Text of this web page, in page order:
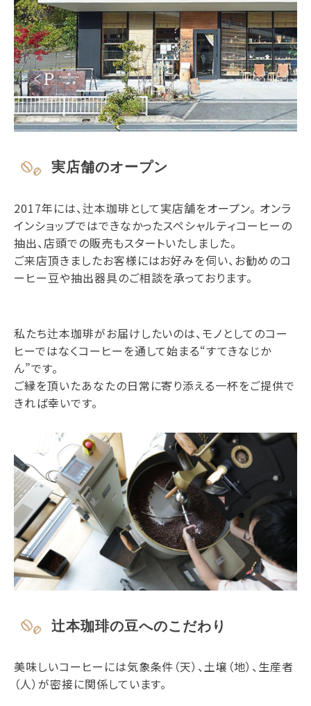
実店舗のオープン
2017年には、辻本珈琲として実店舗をオープン。 オンラ
インショップではできなかったスペシャルティコーヒーの
抽出、店頭での販売もスタートいたしました。
ご来店頂きましたお客様にはお好みを伺い、お勧めのコ
ーヒー豆や抽出器具のご相談を承っております。
私たち辻本珈琲がお届けしたいのは、モノとしてのコー
ヒーではなくコーヒーを通して始まる“すてきなじか
ん”です。
ご縁を頂いたあなたの日常に寄り添える一杯をご提供で
きれば幸いです。
辻本珈琲の豆へのこだわり
美味しいコーヒーには気象条件（天）、土壌（地）、生産者
（人）が密接に関係しています。